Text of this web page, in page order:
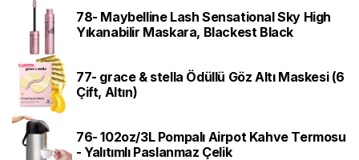
78- Maybelline Lash Sensational Sky High
Yıkanabilir Maskara, Blackest Black
77- grace & stella Ödüllü Göz Altı Maskesi (6
Çift, Altın)
76- 102oz/3L Pompalı Airpot Kahve Termosu
- Yalıtımlı Paslanmaz Çelik